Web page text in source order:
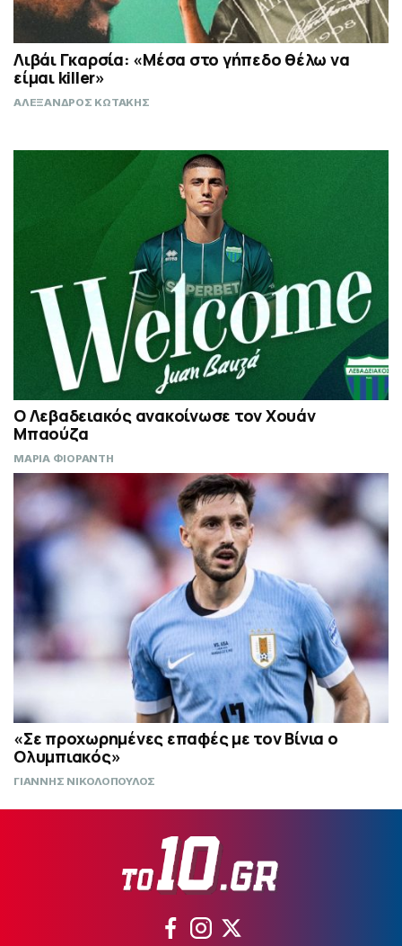
Λιβάι Γκαρσία: «Μέσα στο γήπεδο θέλω να
είμαι killer»
ΑΛΕΞΑΝΔΡΟΣ ΚΩΤΑΚΗΣ
Ο Λεβαδειακός ανακοίνωσε τον Χουάν
Μπαούζα
ΜΑΡΙΑ ΦΙΟΡΑΝΤΗ
«Σε προχωρημένες επαφές με τον Βίνια ο
Ολυμπιακός»
ΓΙΑΝΝΗΣ ΝΙΚΟΛΟΠΟΥΛΟΣ